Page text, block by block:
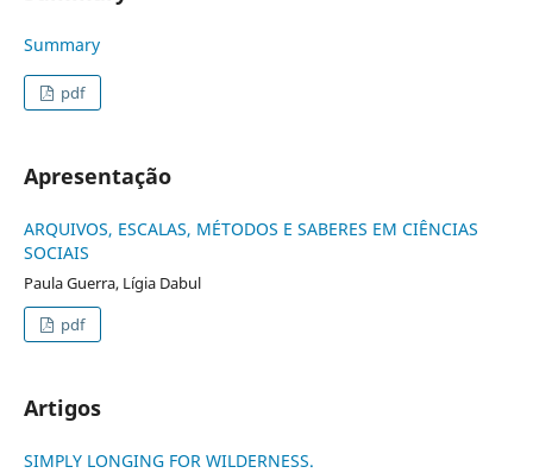
Summary
pdf
Apresentação
ARQUIVOS, ESCALAS, MÉTODOS E SABERES EM CIÊNCIAS
SOCIAIS
Paula Guerra, Lígia Dabul
pdf
Artigos
SIMPLY LONGING FOR WILDERNESS.